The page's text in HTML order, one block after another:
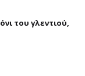
του γλεντιού,